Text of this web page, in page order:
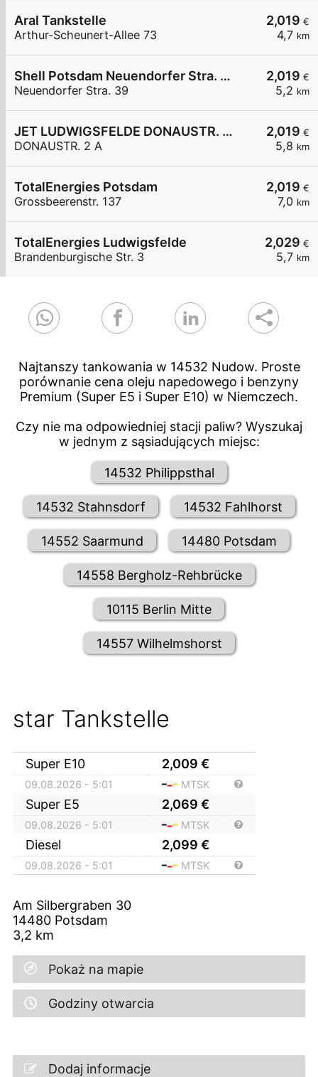
2,019 €
4,7 km
Aral Tankstelle
Arthur-Scheunert-Allee 73
2,019 €
5,2 km
Shell Potsdam Neuendorfer Stra. 39
Neuendorfer Stra. 39
2,019 €
5,8 km
JET LUDWIGSFELDE DONAUSTR. 2 A
DONAUSTR. 2 A
2,019 €
7,0 km
TotalEnergies Potsdam
Grossbeerenstr. 137
2,029 €
5,7 km
TotalEnergies Ludwigsfelde
Brandenburgische Str. 3
Najtanszy tankowania w 14532 Nudow. Proste
porównanie cena oleju napedowego i benzyny
Premium (Super E5 i Super E10) w Niemczech.
Czy nie ma odpowiedniej stacji paliw? Wyszukaj
w jednym z sąsiadujących miejsc:
14532 Philippsthal
14532 Stahnsdorf 14532 Fahlhorst
14552 Saarmund 14480 Potsdam
14558 Bergholz-Rehbrücke
10115 Berlin Mitte
14557 Wilhelmshorst
star Tankstelle
Super E10 2,009 €
09.08.2026 - 5:01 MTSK
Super E5 2,069 €
09.08.2026 - 5:01 MTSK
Diesel 2,099 €
09.08.2026 - 5:01 MTSK
Am Silbergraben 30
14480 Potsdam
3,2 km
Pokaż na mapie
Godziny otwarcia
Dodaj informacje